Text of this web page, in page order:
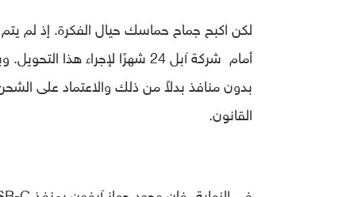
لكن اكبح جماح حماسك حيال الفكرة. إذ لم
أمام شركة آبل 24 شهرًا لإجراء
بدون منافذ بدلاً من ذلك والاعتماد على
القانون.